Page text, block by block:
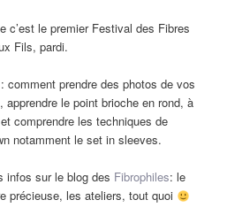
c’est le premier Festival des Fibres
Fils, pardi.
comment prendre des photos de vos
le point brioche en rond, à
comprendre les techniques de
notamment le set in sleeves.
infos sur le blog des Fibrophiles: le
précieuse, les ateliers, tout quoi